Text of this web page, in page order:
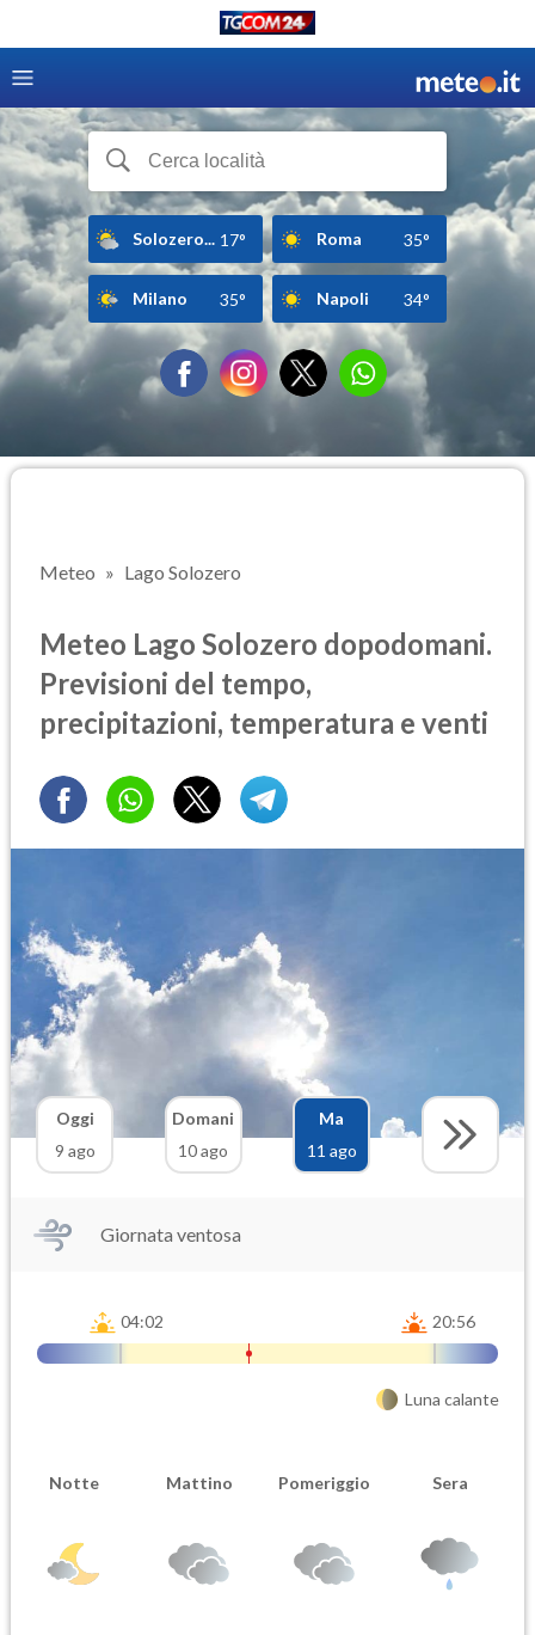
Solozero... 17° Roma 35°
Milano 35° Napoli 34°
Meteo Lago Solozero
Meteo Lago Solozero dopodomani.
Previsioni del tempo,
precipitazioni, temperatura e venti
Oggi
9 ago
Domani
10 ago
Ma
11 ago
Giornata ventosa
04:02 20:56
Luna calante
Notte Mattino Pomeriggio Sera